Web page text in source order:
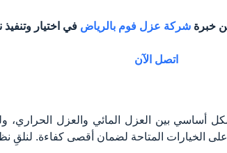
خبرة شركة عزل فوم بالرياض في اختيار
اتصل الآن
أساسي بين العزل المائي والعزل
الخيارات المتاحة لضمان أقصى كفاءة. لنلقِ